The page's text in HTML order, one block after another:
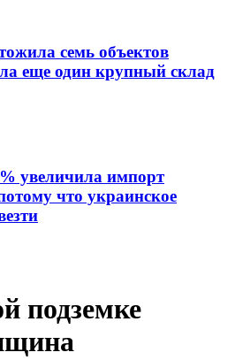
семь объектов
еще один крупный склад
увеличила импорт
что украинское
подземке